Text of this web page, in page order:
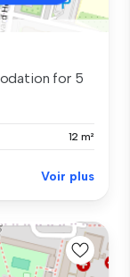
for 5
12 m²
Voir plus